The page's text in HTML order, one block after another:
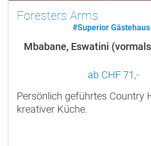
Foresters Arms
#Superior
Mbabane, Eswatini
ab CHF 71,-
Persönlich geführtes Country
kreativer Küche.